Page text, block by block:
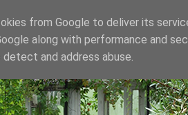
from Google to deliver its
along with performance and
and address abuse.